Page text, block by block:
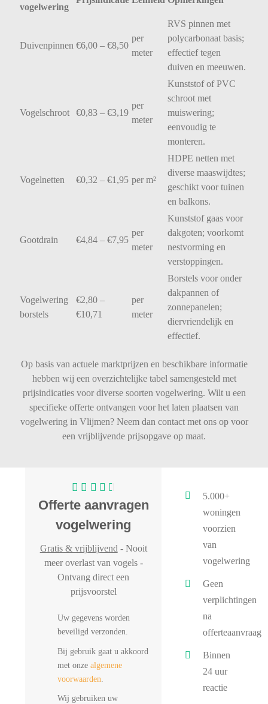
vogelwering
Duivenpinnen €6,00 – €8,50
per
meter
RVS pinnen met
polycarbonaat basis;
effectieftegen
duiven en meeuwen.
Vogelschroot €0,83 – €3,19
per
meter
KunststofofPVC
schroot met
muiswering;
eenvoudig te
monteren.
Vogelnetten €0,32 – €1,95 per m²
HDPE netten met
diverse maaswijdtes;
geschikt voor tuinen
en balkons.
Gootdrain €4,84 – €7,95
per
meter
Kunststof gaas voor
dakgoten; voorkomt
nestvorming en
verstoppingen.
Vogelwering
borstels
€2,80 –
€10,71
per
meter
Borstels voor onder
dakpannen of
zonnepanelen;
diervriendelijk en
effectief.
Op basis van actuele marktprijzen en beschikbare informatie
hebben wij een overzichtelijke tabel samengesteld met
prijsindicaties voor diverse soorten vogelwering. Wilt u een
specifieke offerte ontvangen voor het laten plaatsen van
vogelwering in Vlijmen? Neem dan contact met ons op voor
een vrijblijvende prijsopgave op maat.
Offerte aanvragen
vogelwering
Gratis & vrijblijvend - Nooit
meer overlast van vogels -
Ontvang direct een
prijsvoorstel
Uw gegevens worden
beveiligd verzonden.
Bij gebruik gaat u akkoord
met onze algemene
voorwaarden
Wij gebruiken uw
5.000+
woningen
voorzien
van
vogelwering
Geen
verplichtingen
na
offerteaanvraag
Binnen
24 uur
reactie